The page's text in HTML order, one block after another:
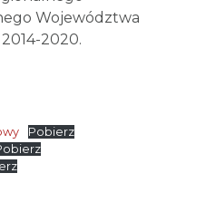
Województwa
2020.
Pobierz